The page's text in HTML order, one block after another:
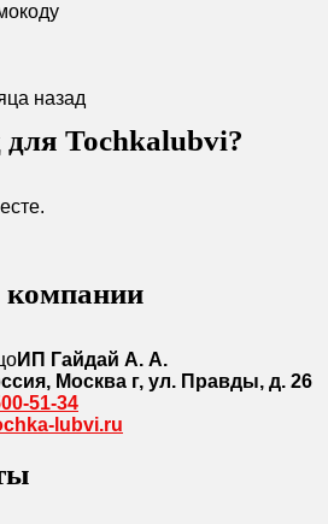
назад
Tochkalubvi?
ИП Гайдай А. А.
Москва г, ул. Правды, д. 26
51-34
lubvi.ru